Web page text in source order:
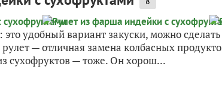
удобный вариант закуски, можно
рулет — отличная замена колбасных
сухофруктов — тоже. Он хорош...